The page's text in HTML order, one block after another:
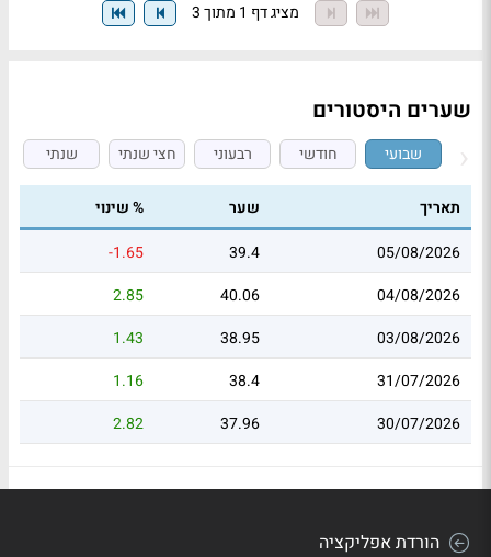
מציג דף 1 מתוך 3
שערים היסטורים
שבועי חודשי רבעוני חצי שנתי שנתי
תאריך שער
% שינוי
05/08/2026
39.4
-1.65
04/08/2026
40.06
2.85
03/08/2026
38.95
1.43
31/07/2026
38.4
1.16
30/07/2026
37.96
2.82
הורדת אפליקציה